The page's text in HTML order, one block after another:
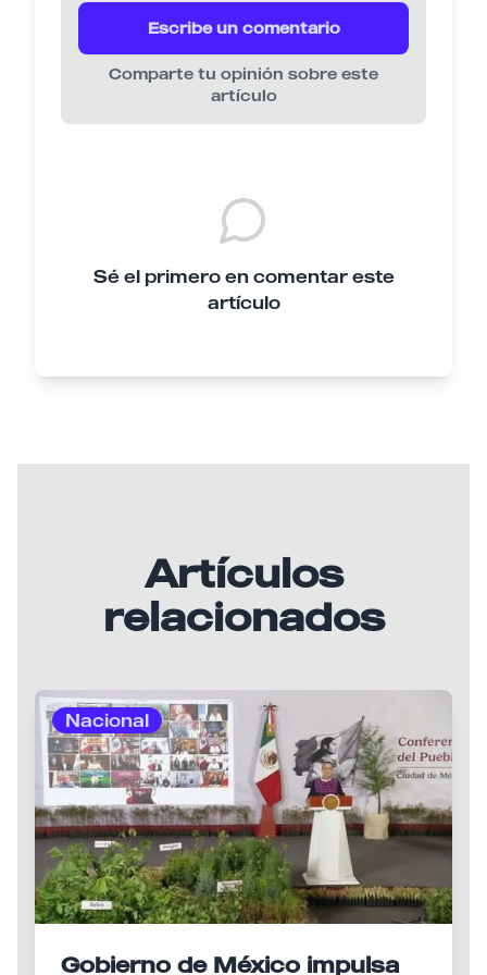
Escribe un comentario
Comparte tu opinión sobre este
artículo
Sé el primero en comentar este
artículo
Artículos
relacionados
Nacional
Gobierno de México impulsa